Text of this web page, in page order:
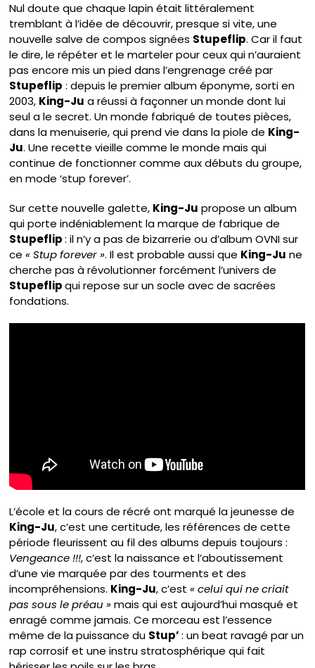
Nul doute que chaque lapin était littéralement
tremblant à l’idée de découvrir, presque si vite, une
nouvelle salve de compos signées Stupeflip. Car il faut
le dire, le répéter et le marteler pour ceux qui n’auraient
pas encore mis un pied dans l’engrenage créé par
Stupeflip : depuis le premier album éponyme, sorti en
2003, King-Ju a réussi à façonner un monde dont lui
seul a le secret. Un monde fabriqué de toutes pièces,
dans la menuiserie, qui prend vie dans la piole de King-
Ju. Une recette vieille comme le monde mais qui
continue de fonctionner comme aux débuts du groupe,
en mode ‘stup forever’.
Sur cette nouvelle galette, King-Ju propose un album
qui porte indéniablement la marque de fabrique de
Stupeflip: il n’y a pas de bizarrerie ou d’album OVNI sur
ce« Stup forever ». Il est probable aussi que King-Ju ne
cherche pas à révolutionner forcément l’univers de
Stupeflipqui repose sur un socle avec de sacrées
fondations.
L’école et la cours de récré ont marqué la jeunesse de
King-Ju, c’est une certitude, les références de cette
période fleurissent au fil des albums depuis toujours :
Vengeance !!!, c’est la naissance et l’aboutissement
d’une vie marquée par des tourments et des
incompréhensions. King-Ju, c’est« celui qui ne criait
pas sous le préau »mais qui est aujourd’hui masqué et
enragé comme jamais. Ce morceau est l’essence
même de la puissance du Stup’: un beat ravagé par un
rap corrosif et une instru stratosphérique qui fait